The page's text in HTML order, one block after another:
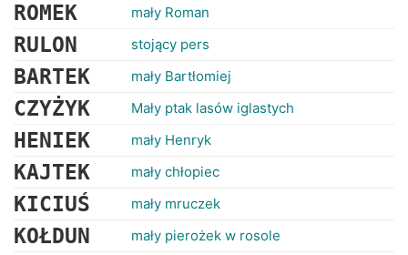
ROMEK mały Roman
RULON stojący pers
BARTEK mały Bartłomiej
CZYŻYK Mały ptak lasów iglastych
HENIEK mały Henryk
KAJTEK mały chłopiec
KICIUŚ mały mruczek
KOŁDUN mały pierożek w rosole